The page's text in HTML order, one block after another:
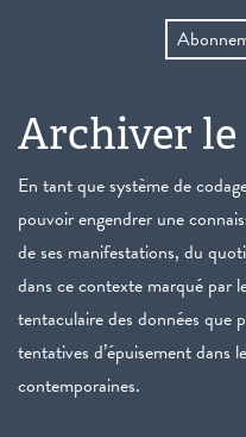
Archiver
En tant que système de
pouvoir engendrer une
de ses manifestations, du
dans ce contexte marqué par
tentaculaire des données que
tentatives d’épuisement dans
contemporaines.